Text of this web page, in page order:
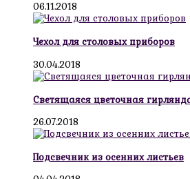
06.11.2018
Чехол для столовых приборов
30.04.2018
Светящаяся цветочная
26.07.2018
Подсвечник из осенних листьев